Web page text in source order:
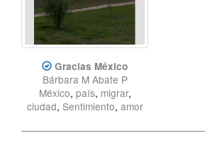
Gracias México
Bárbara M Abate P
México, país, migrar,
ciudad, Sentimiento, amor